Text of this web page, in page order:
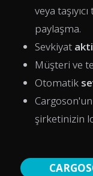
veya
paylaşma.
Sevkiyat
Müşteri ve
Otomatik
Cargoson'un
şirketinizin